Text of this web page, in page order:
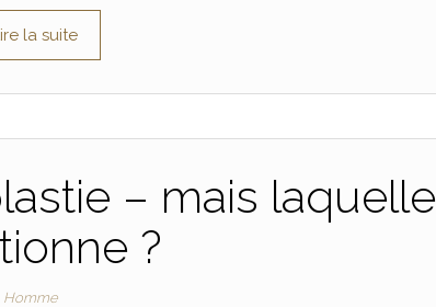
la suite
– mais laquelle
?
Homme